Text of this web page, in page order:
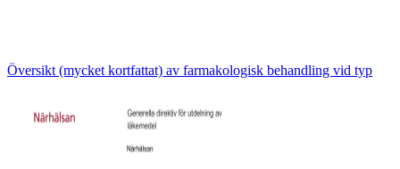
Översikt (mycket kortfattat) av farmakologisk behandling vid typ